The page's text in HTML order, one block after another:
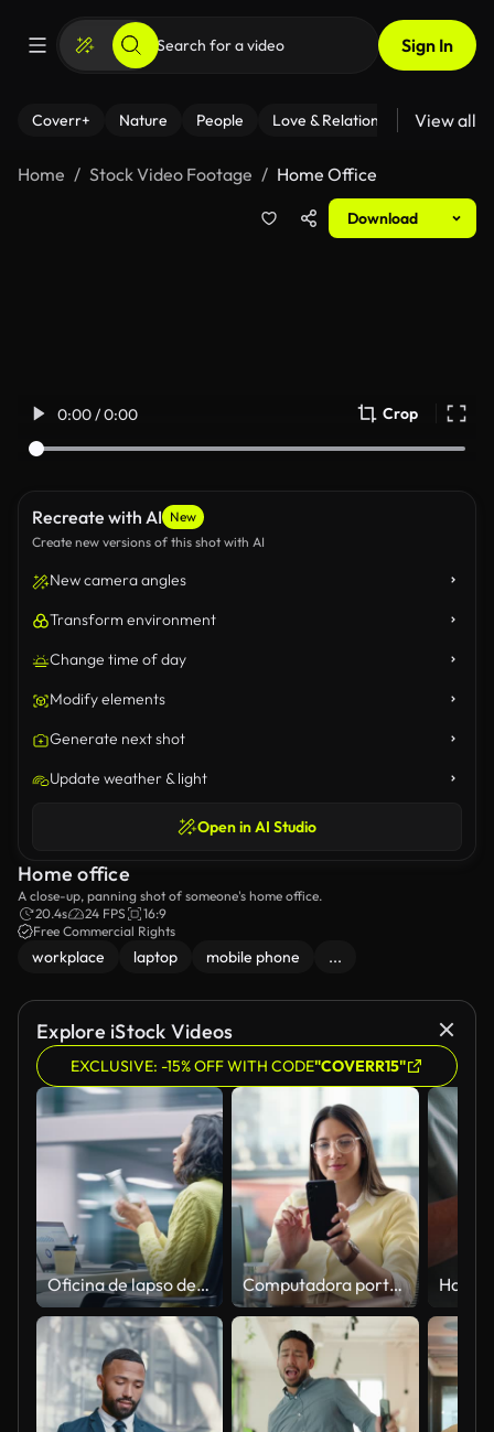
Sign In
Coverr+ Nature People Love & Relationships Fitness
View all
Home Stock Video Footage Home Office
Download
0:00 / 0:00 Crop
Recreate with AI New
Create new versions of this shot with AI
New camera angles
Transform environment
Change time of day
Modify elements
Generate next shot
Update weather & light
Open in AI Studio
Home office
A close-up, panning shot of someone's home office.
20.4s
24 FPS
16:9
Free Commercial Rights
workplace laptop mobile phone ...
Explore iStock Videos
EXCLUSIVE: -15% OFF WITH CODE"COVERR15"
Oficina de lapso de tiempo de 360 grados: empresaria latina productiva sentada en su escritorio trabajando en una computadora portátil. Sonriente Mujer hispana exitosa trabajando. Movimiento enérgico alrededor de la toma de seguimiento Computadora portátil, redes y empresaria con un teléfono en la oficina navegando en las redes sociales o Internet. Abogada tecnológica, en línea y profesional que trabaja en computadora y teléfono celular en el lugar de trabajo.